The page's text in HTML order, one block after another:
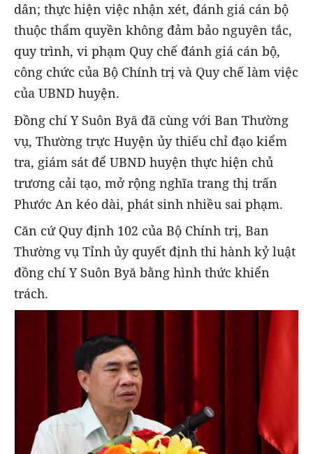
dân; thực hiện việc nhận xét, đánh giá cán bộ
thuộc thẩm quyền không đảm bảo nguyên tắc,
quy trình, vi phạm Quy chế đánh giá cán bộ,
công chức của Bộ Chính trị và Quy chế làm việc
của UBND huyện.
Đồng chí Y Suôn Byă đã cùng với Ban Thường
vụ, Thường trực Huyện ủy thiếu chỉ đạo kiểm
tra, giám sát để UBND huyện thực hiện chủ
trương cải tạo, mở rộng nghĩa trang thị trấn
Phước An kéo dài, phát sinh nhiều sai phạm.
Căn cứ Quy định 102 của Bộ Chính trị, Ban
Thường vụ Tỉnh ủy quyết định thi hành kỷ luật
đồng chí Y Suôn Byă bằng hình thức khiển
trách.